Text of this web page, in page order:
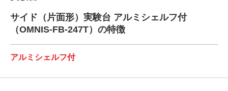
サイド（片面形）実験台 アルミシェルフ付
（OMNIS-FB-247T）の特徴
アルミシェルフ付